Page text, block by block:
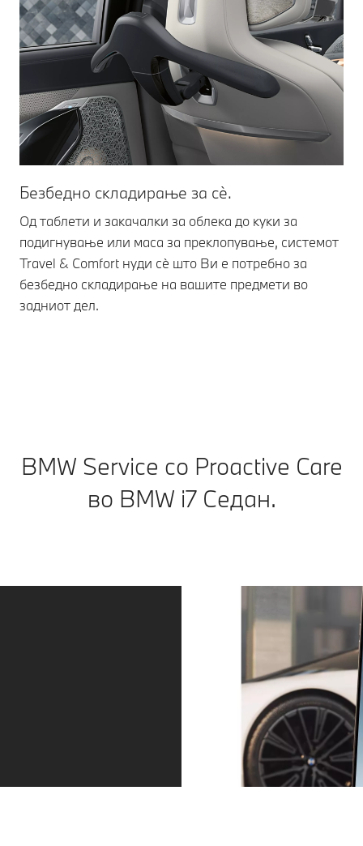
Безбедно складирање за сè.
Од таблети и закачалки за облека до куки за
подигнување или маса за преклопување, системот
Travel & Comfort нуди сè што Ви е потребно за
безбедно складирање на вашите предмети во
задниот дел.
BMW Service со Proactive Care
во BMW i7 Седан.
Сервис – токму кога Ви треба.